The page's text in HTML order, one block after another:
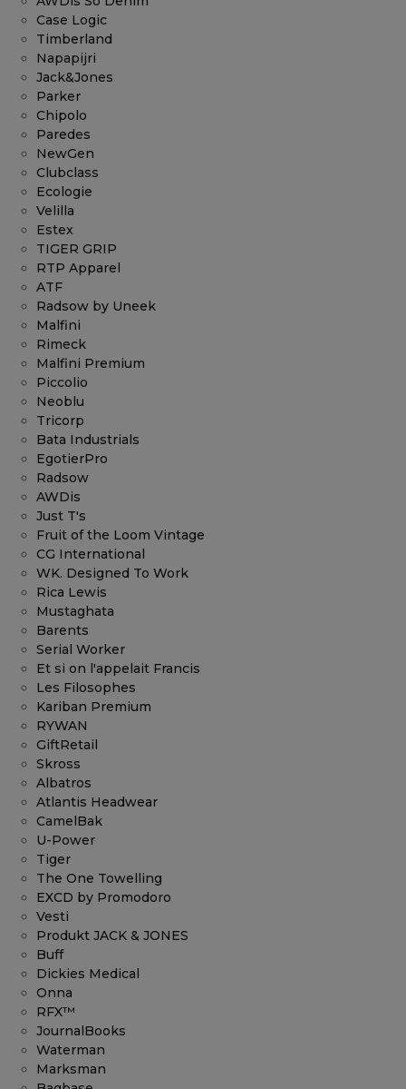
Case Logic
Timberland
Napapijri
Jack&Jones
Parker
Chipolo
Paredes
NewGen
Clubclass
Ecologie
Velilla
Estex
TIGER GRIP
RTP Apparel
ATF
Radsow by Uneek
Malfini
Rimeck
Malfini Premium
Piccolio
Neoblu
Tricorp
Bata Industrials
EgotierPro
Radsow
AWDis
Just T's
Fruit of the Loom Vintage
CG International
WK. Designed To Work
Rica Lewis
Mustaghata
Barents
Serial Worker
Et si on l'appelait Francis
Les Filosophes
Kariban Premium
RYWAN
GiftRetail
Skross
Albatros
Atlantis Headwear
CamelBak
U-Power
Tiger
The One Towelling
EXCD by Promodoro
Vesti
Produkt JACK & JONES
Buff
Dickies Medical
Onna
RFX™
JournalBooks
Waterman
Marksman